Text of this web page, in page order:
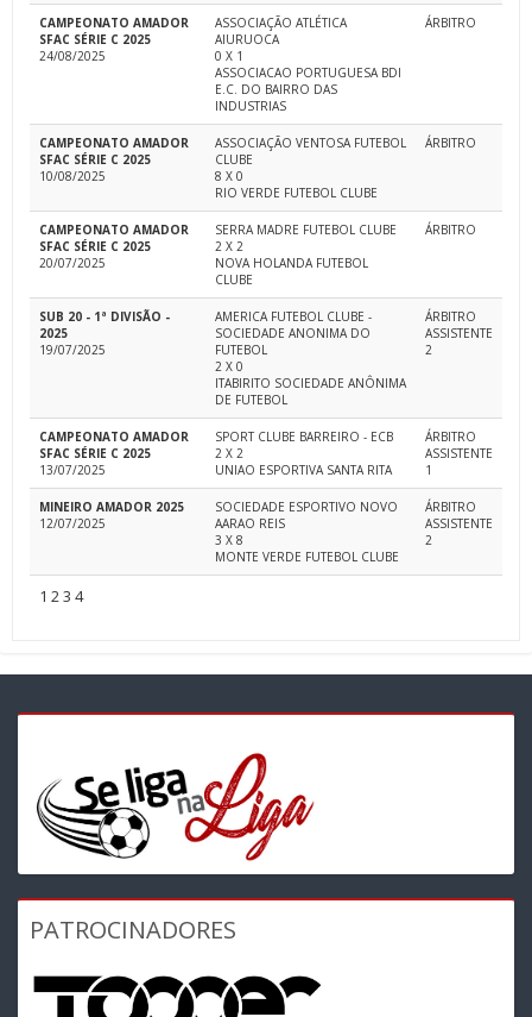
CAMPEONATO AMADOR
SFAC SÉRIE C 2025
24/08/2025
ASSOCIAÇÃO ATLÉTICA
AIURUOCA
0 X 1
ASSOCIACAO PORTUGUESA BDI
E.C. DO BAIRRO DAS
INDUSTRIAS
ÁRBITRO
CAMPEONATO AMADOR
SFAC SÉRIE C 2025
10/08/2025
ASSOCIAÇÃO VENTOSA FUTEBOL
CLUBE
8 X 0
RIO VERDE FUTEBOL CLUBE
ÁRBITRO
CAMPEONATO AMADOR
SFAC SÉRIE C 2025
20/07/2025
SERRA MADRE FUTEBOL CLUBE
2 X 2
NOVA HOLANDA FUTEBOL
CLUBE
ÁRBITRO
SUB 20 - 1ª DIVISÃO -
2025
19/07/2025
AMERICA FUTEBOL CLUBE -
SOCIEDADE ANONIMA DO
FUTEBOL
2 X 0
ITABIRITO SOCIEDADE ANÔNIMA
DE FUTEBOL
ÁRBITRO
ASSISTENTE
2
CAMPEONATO AMADOR
SFAC SÉRIE C 2025
13/07/2025
SPORT CLUBE BARREIRO - ECB
2 X 2
UNIAO ESPORTIVA SANTA RITA
ÁRBITRO
ASSISTENTE
1
MINEIRO AMADOR 2025
12/07/2025
SOCIEDADE ESPORTIVO NOVO
AARAO REIS
3 X 8
MONTE VERDE FUTEBOL CLUBE
ÁRBITRO
ASSISTENTE
2
1 23 4
PATROCINADORES